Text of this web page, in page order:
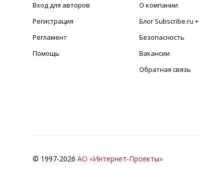
Вход для авторов
Регистрация
Регламент
Помощь
О компании
Блог Subscribe.ru +
Безопасность
Вакансии
Обратная связь
© 1997-2026 АО «Интернет-Проекты»